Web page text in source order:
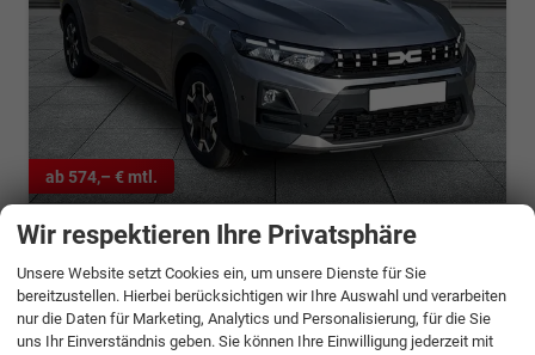
ab 574,– € mtl.
Dacia Jogger
Journey SHZ Navi MV-Kamera Facelift Hybrid 155
Fahrzeug mit Tageszulassung
Wir respektieren Ihre Privatsphäre
Unsere Website setzt Cookies ein, um unsere Dienste für Sie
bereitzustellen. Hierbei berücksichtigen wir Ihre Auswahl und verarbeiten
nur die Daten für Marketing, Analytics und Personalisierung, für die Sie
uns Ihr Einverständnis geben. Sie können Ihre Einwilligung jederzeit mit